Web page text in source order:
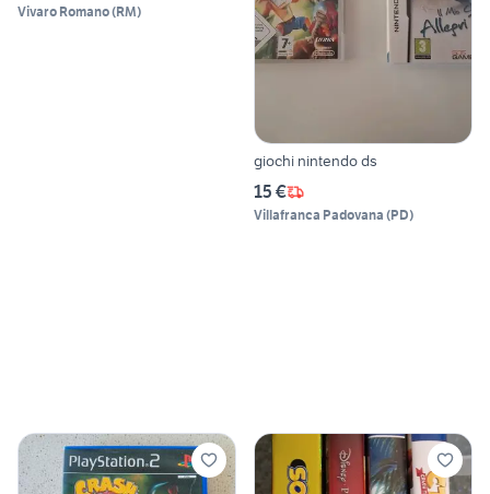
Vivaro Romano(RM)
giochi nintendo ds
15 €
Villafranca Padovana (PD)